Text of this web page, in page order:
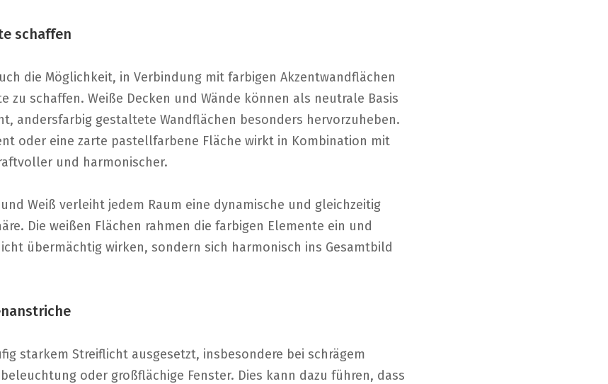
schaffen
die Möglichkeit, in Verbindung mit farbigen Akzentwandflächen
zu schaffen. Weiße Decken und Wände können als neutrale Basis
andersfarbig gestaltete Wandflächen besonders hervorzuheben.
oder eine zarte pastellfarbene Fläche wirkt in Kombination mit
und harmonischer.
Weiß verleiht jedem Raum eine dynamische und gleichzeitig
Die weißen Flächen rahmen die farbigen Elemente ein und
übermächtig wirken, sondern sich harmonisch ins Gesamtbild
starkem Streiflicht ausgesetzt, insbesondere bei schrägem
oder großflächige Fenster. Dies kann dazu führen, dass